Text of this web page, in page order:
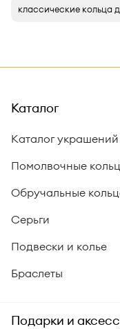
классические кольца
Каталог
Каталог украшений
Помолвочные
Обручальные
Серьги
Подвески и колье
Браслеты
Подарки и